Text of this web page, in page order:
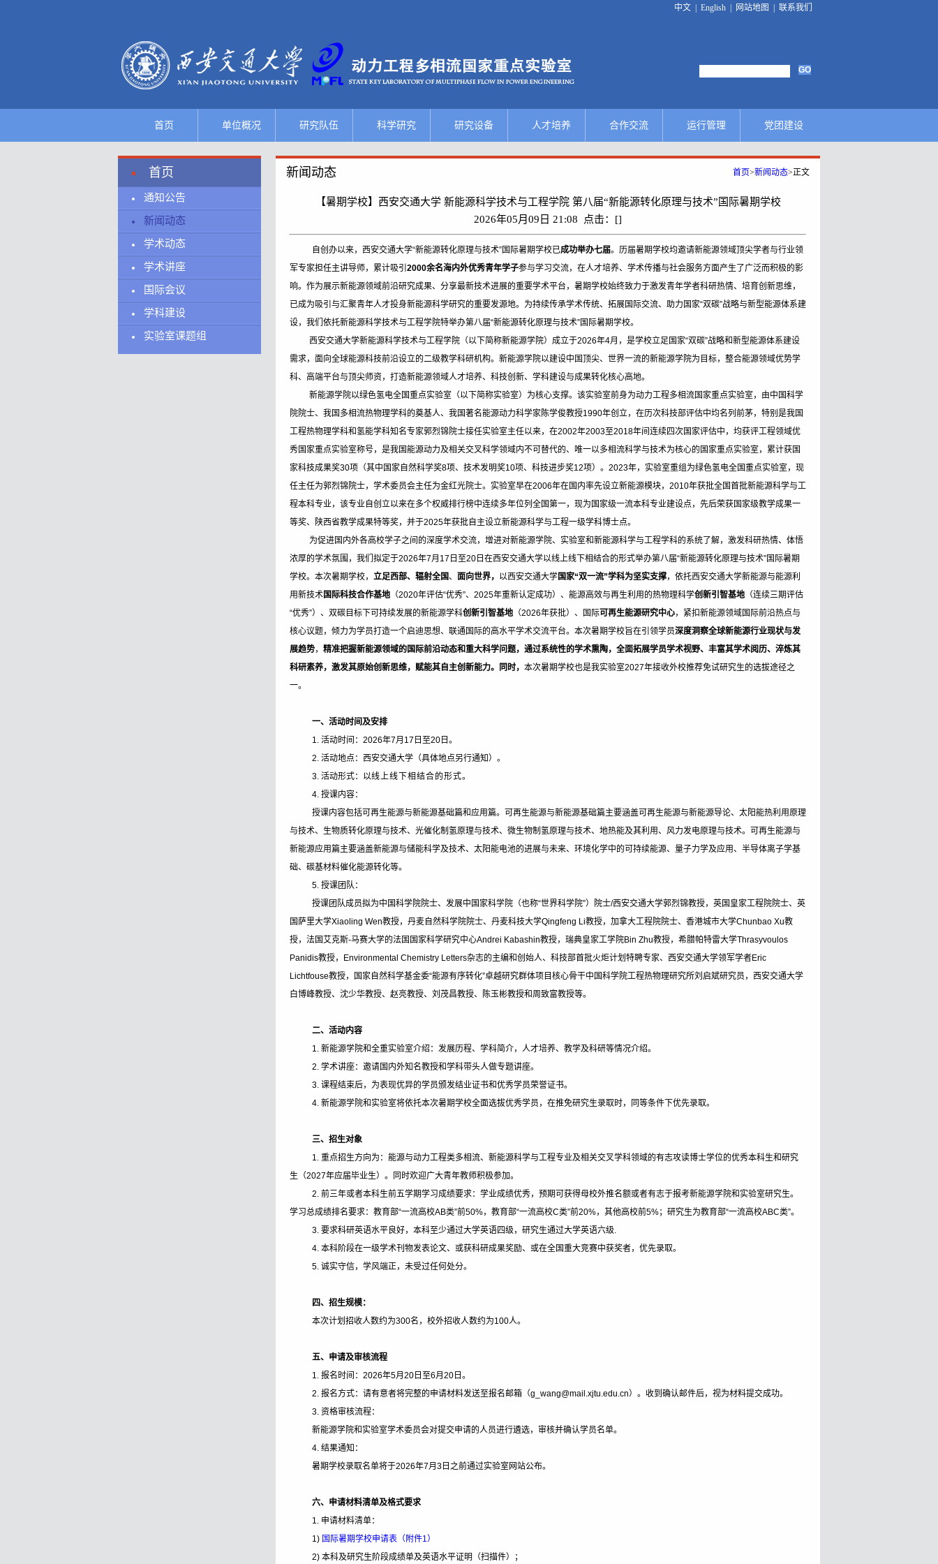
中文 English 网站地图 联系我们
首页 单位概况
实验室概况
组织结构
顾问委员会
研究队伍
院士
技术人员
科学研究
成果概况
教材专著
专利软件
科研项目
自主课题
开放课题
特邀报告
研究设备
总体概况
测试服务平台
人才培养
人才培养
博士研究生
留学生
陈学俊基金
教学成果奖
合作交流
国际合作平台
举办国际会议
学术任职
国内合作
国际合作
运行管理
规章制度
国际刊物
文档下载
党团建设
首页
通知公告
新闻动态
学术动态
学术讲座
国际会议
学科建设
实验室课题组
新闻动态 首页>新闻动态>正文
【暑期学校】西安交通大学 新能源科学技术与工程学院 第八届“新能源转化原理与技术”国际暑期学校
2026年05月09日 21:08
点击：[]
自创办以来，西安交通大学“新能源转化原理与技术”国际暑期学校已成功举办七届。历届暑期学校均邀请新能源领域顶尖学者与行业领
军专家担任主讲导师，累计吸引 2000余名海内外优秀青年学子参与学习交流，在人才培养、学术传播与社会服务方面产生了广泛而积极的影
响。作为展示新能源领域前沿研究成果、分享最新技术进展的重要学术平台，暑期学校始终致力于激发青年学者科研热情、培育创新思维，
已成为吸引与汇聚青年人才投身新能源科学研究的重要发源地。为持续传承学术传统、拓展国际交流、助力国家“双碳”战略与新型能源体系建
设，我们依托新能源科学技术与工程学院特举办第八届“新能源转化原理与技术”国际暑期学校。
西安交通大学新能源科学技术与工程学院（以下简称新能源学院） 成立于2026年4月，是学校立足国家“双碳”战略和新型能源体系建设
需求，面向全球能源科技前沿设立的二级教学科研机构。新能源学院以建设中国顶尖、世界一流的新能源学院为目标，整合能源领域优势学
科、高端平台与顶尖师资，打造新能源领域人才培养、科技创新、学科建设与成果转化核心高地。
新能源学院以绿色氢电全国重点实验室（以下简称实验室）为核心支撑。该实验室前身为动力工程多相流国家重点实验室，由中国科学
院院士、我国多相流热物理学科的奠基人、我国著名能源动力科学家陈学俊教授1990年创立，在历次科技部评估中均名列前茅，特别是我国
工程热物理学科和氢能学科知名专家郭烈锦院士接任实验室主任以来，在2002年2003至2018年间连续四次国家评估中，均获评工程领域优
秀国家重点实验室称号，是我国能源动力及相关交叉科学领域内不可替代的、唯一以多相流科学与技术为核心的国家重点实验室，累计获国
家科技成果奖30项（其中国家自然科学奖8项、技术发明奖10项、科技进步奖12项）。2023年，实验室重组为绿色氢电全国重点实验室，现
任主任为郭烈锦院士，学术委员会主任为金红光院士。实验室早在2006年在国内率先设立新能源模块，2010年获批全国首批新能源科学与工
程本科专业，该专业自创立以来在多个权威排行榜中连续多年位列全国第一，现为国家级一流本科专业建设点，先后荣获国家级教学成果一
等奖、陕西省教学成果特等奖，并于2025年获批自主设立新能源科学与工程一级学科博士点。
为促进国内外各高校学子之间的深度学术交流，增进对新能源学院、实验室和新能源科学与工程学科的系统了解，激发科研热情、体悟
浓厚的学术氛围，我们拟定于2026年7月17日至20日在西安交通大学以线上线下相结合的形式举办第八届“新能源转化原理与技术”国际暑期
学校。本次暑期学校， 立足西部、辐射全国、 面向世界， 以西安交通大学国家“双一流”学科为坚实支撑，依托西安交通大学新能源与能源利
用新技术国际科技合作基地 （2020年评估“优秀”、2025年重新认定成功）、能源高效与再生利用的热物理科学创新引智基地 （连续三期评估
“优秀”）、双碳目标下可持续发展的新能源学科创新引智基地 （2026年获批）、国际可再生能源研究中心，紧扣新能源领域国际前沿热点与
核心议题，倾力为学员打造一个启迪思想、联通国际的高水平学术交流平台。本次暑期学校旨在引领学员深度洞察全球新能源行业现状与发
展趋势， 精准把握新能源领域的国际前沿动态和重大科学问题，通过系统性的学术熏陶，全面拓展学员学术视野、丰富其学术阅历、淬炼其
科研素养，激发其原始创新思维，赋能其自主创新能力。同时， 本次暑期学校也是我实验室2027年接收外校推荐免试研究生的选拔途径之
一。
一、活动时间及安排
1. 活动时间：2026年7月17日至20日。
2. 活动地点：西安交通大学（具体地点另行通知）。
3. 活动形式：以线上线下相结合的形式。
4. 授课内容：
授课内容包括可再生能源与新能源基础篇和应用篇。可再生能源与新能源基础篇主要涵盖可再生能源与新能源导论、太阳能热利用原理
与技术、生物质转化原理与技术、光催化制氢原理与技术、微生物制氢原理与技术、地热能及其利用、风力发电原理与技术。可再生能源与
新能源应用篇主要涵盖新能源与储能科学及技术、太阳能电池的进展与未来、环境化学中的可持续能源、量子力学及应用、半导体离子学基
础、碳基材料催化能源转化等。
5. 授课团队：
授课团队成员拟为中国科学院院士、发展中国家科学院（也称“世界科学院”）院士/西安交通大学郭烈锦教授，英国皇家工程院院士、英
国萨里大学Xiaoling Wen教授，丹麦自然科学院院士、丹麦科技大学Qingfeng Li教授，加拿大工程院院士、香港城市大学Chunbao Xu教
授，法国艾克斯-马赛大学的法国国家科学研究中心Andrei Kabashin教授，瑞典皇家工学院Bin Zhu教授，希腊帕特雷大学Thrasyvoulos
Panidis教授，Environmental Chemistry Letters杂志的主编和创始人、科技部首批火炬计划特聘专家、西安交通大学领军学者Eric
Lichtfouse教授，国家自然科学基金委“能源有序转化”卓越研究群体项目核心骨干中国科学院工程热物理研究所刘启斌研究员，西安交通大学
白博峰教授、沈少华教授、赵亮教授、刘茂昌教授、陈玉彬教授和周致富教授等。
二、活动内容
1. 新能源学院和全重实验室介绍：发展历程、学科简介，人才培养、教学及科研等情况介绍。
2. 学术讲座：邀请国内外知名教授和学科带头人做专题讲座。
3. 课程结束后，为表现优异的学员颁发结业证书和优秀学员荣誉证书。
4. 新能源学院和实验室将依托本次暑期学校全面选拔优秀学员，在推免研究生录取时，同等条件下优先录取。
三、招生对象
1. 重点招生方向为：能源与动力工程类多相流、新能源科学与工程专业及相关交叉学科领域的有志攻读博士学位的优秀本科生和研究
生（2027年应届毕业生）。同时欢迎广大青年教师积极参加。
2. 前三年或者本科生前五学期学习成绩要求：学业成绩优秀，预期可获得母校外推名额或者有志于报考新能源学院和实验室研究生。
学习总成绩排名要求：教育部“一流高校AB类”前50%，教育部“一流高校C类”前20%，其他高校前5%；研究生为教育部“一流高校ABC类”。
3. 要求科研英语水平良好，本科至少通过大学英语四级，研究生通过大学英语六级.
4. 本科阶段在一级学术刊物发表论文、或获科研成果奖励、或在全国重大竞赛中获奖者，优先录取。
5. 诚实守信，学风端正，未受过任何处分。
四、招生规模：
本次计划招收人数约为300名，校外招收人数约为100人。
五、申请及审核流程
1. 报名时间：2026年5月20日至6月20日。
2. 报名方式：请有意者将完整的申请材料发送至报名邮箱（g_wang@mail.xjtu.edu.cn）。收到确认邮件后，视为材料提交成功。
3. 资格审核流程：
新能源学院和实验室学术委员会对提交申请的人员进行遴选，审核并确认学员名单。
4. 结果通知：
暑期学校录取名单将于2026年7月3日之前通过实验室网站公布。
六、申请材料清单及格式要求
1. 申请材料清单：
1) 国际暑期学校申请表（附件1）
2) 本科及研究生阶段成绩单及英语水平证明（扫描件）；